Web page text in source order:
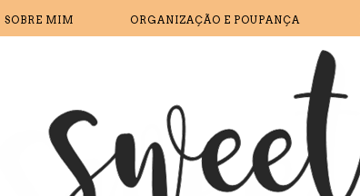
SOBRE MIM ORGANIZAÇÃO E POUPANÇA